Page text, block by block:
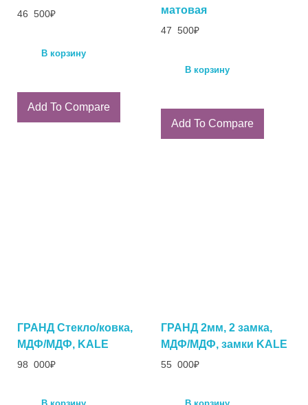
46 500₽
В корзину
Add To Compare
матовая
47 500₽
В корзину
Add To Compare
ГРАНД Стекло/ковка,
МДФ/МДФ, KALE
98 000₽
ГРАНД 2мм, 2 замка,
МДФ/МДФ, замки KALE
55 000₽